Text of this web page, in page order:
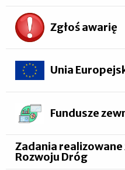
Zgłoś awarię
Unia
Fundusze
Zadania realizowane
Rozwoju Dróg